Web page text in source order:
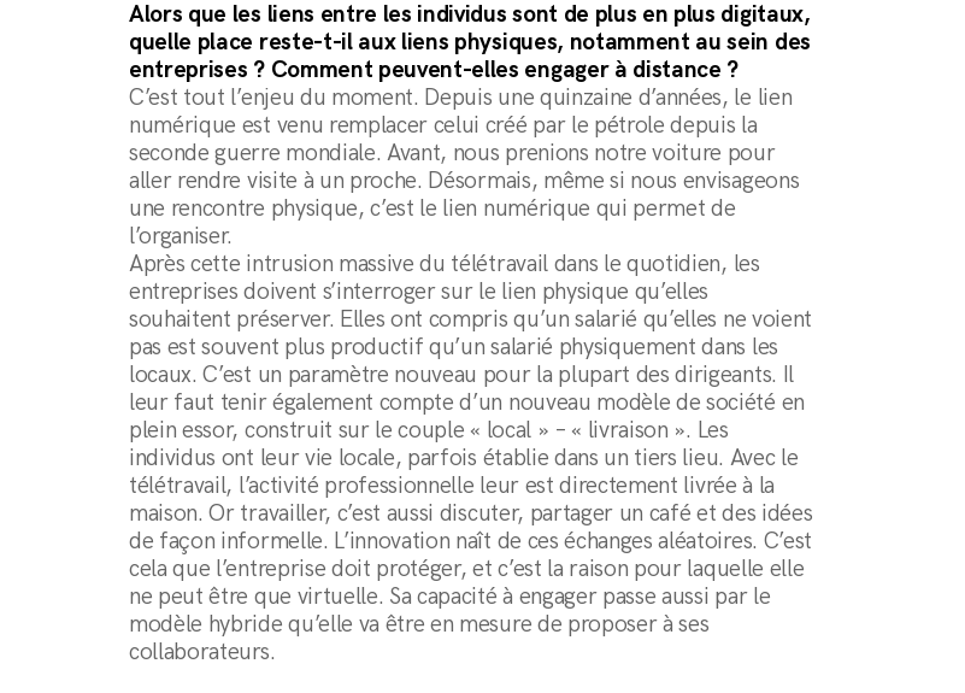
Alors que les liens entre les individus sont de plus en plus digitaux,
quelle place reste-t-il aux liens physiques, notamment au sein des
entreprises ? Comment peuvent-elles engager à distance ?
C’est tout l’enjeu du moment. Depuis une quinzaine d’années, le lien
numérique est venu remplacer celui créé par le pétrole depuis la
seconde guerre mondiale. Avant, nous prenions notre voiture pour
aller rendre visite à un proche. Désormais, même si nous envisageons
une rencontre physique, c’est le lien numérique qui permet de
l’organiser.
Après cette intrusion massive du télétravail dans le quotidien, les
entreprises doivent s’interroger sur le lien physique qu’elles
souhaitent préserver. Elles ont compris qu’un salarié qu’elles ne voient
pas est souvent plus productif qu’un salarié physiquement dans les
locaux. C’est un paramètre nouveau pour la plupart des dirigeants. Il
leur faut tenir également compte d’un nouveau modèle de société en
plein essor, construit sur le couple « local » – « livraison ». Les
individus ont leur vie locale, parfois établie dans un tiers lieu. Avec le
télétravail, l’activité professionnelle leur est directement livrée à la
maison. Or travailler, c’est aussi discuter, partager un café et des idées
de façon informelle. L’innovation naît de ces échanges aléatoires. C’est
cela que l’entreprise doit protéger, et c’est la raison pour laquelle elle
ne peut être que virtuelle. Sa capacité à engager passe aussi par le
modèle hybride qu’elle va être en mesure de proposer à ses
collaborateurs.